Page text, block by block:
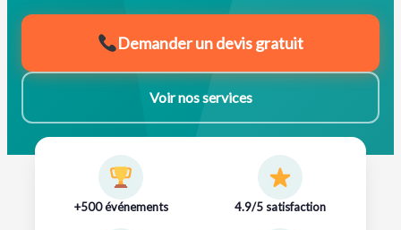
Demander un devis gratuit
Voir nos services
+500 événements 4.9/5 satisfaction